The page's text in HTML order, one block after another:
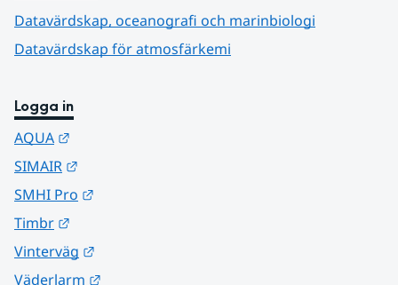
Datavärdskap, oceanografi och marinbiologi
Datavärdskap för atmosfärkemi
Logga in
AQUA
SIMAIR
SMHI Pro
Timbr
Vinterväg
Väderlarm